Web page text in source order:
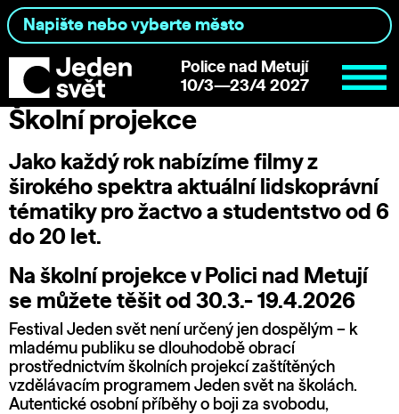
Police nad Metují
10/3—23/4 2027
Školní projekce
Jako každý rok nabízíme filmy z
širokého spektra aktuální lidskoprávní
tématiky pro žactvo a studentstvo od 6
do 20 let.
Na školní projekce v Polici nad Metují
se můžete těšit od 30.3.- 19.4.2026
Festival Jeden svět není určený jen dospělým – k
mladému publiku se dlouhodobě obrací
prostřednictvím školních projekcí zaštítěných
vzdělávacím programem Jeden svět na školách.
Autentické osobní příběhy o boji za svobodu,